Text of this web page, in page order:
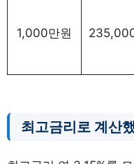
1,000만원
최고금리로 계산